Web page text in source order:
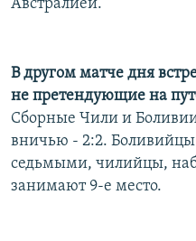
Австралией.
В другом матче дня
не претендующие на
Сборные Чили и
вничью - 2:2.
седьмыми, чилийцы,
занимают 9-е место.